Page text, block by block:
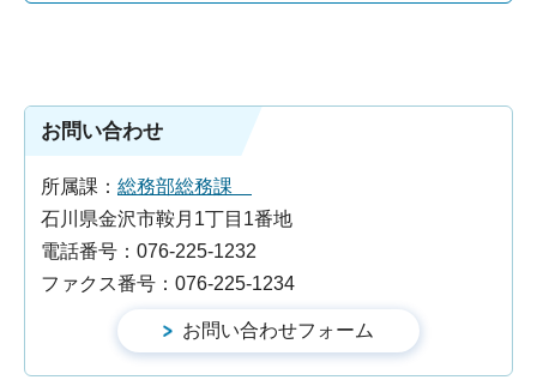
お問い合わせ
所属課： 総務部総務課
石川県金沢市鞍月1丁目1番地
電話番号：076-225-1232
ファクス番号：076-225-1234